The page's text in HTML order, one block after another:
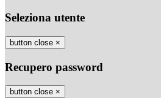
Seleziona utente
button close ×
Recupero password
button close ×